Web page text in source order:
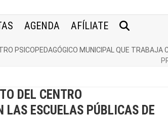
AGENDA AFÍLIATE
PSICOPEDAGÓGICO MUNICIPAL QUE TRABAJA
DEL CENTRO
LAS ESCUELAS PÚBLICAS DE